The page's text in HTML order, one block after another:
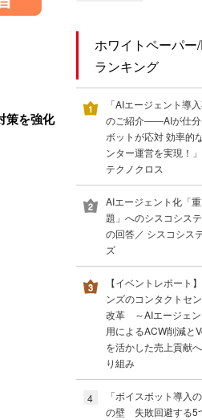
策を強化
ホワイトペーパー
ランキング
「AIエージェント導
のご紹介――AIが仕分
ボットが応対 効率的
ンター運営を実現！
テクノクロス
AIエージェント化「
題」へのシスコシス
の回答／ シスコシス
ズ
【イベントレポート
ンズのコンタクトセ
改革 ～AIエージェ
用によるACW削減と
を活かした売上貢献
り組み
4
「ボイスボット導入
の壁 失敗回避する5